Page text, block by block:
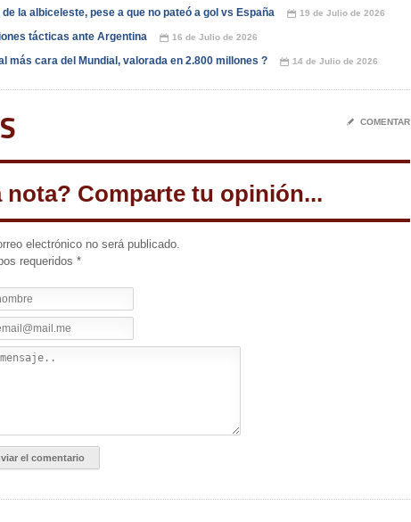
la albiceleste, pese a que no pateó a gol vs España 📅 19 de Julio de 2026
tácticas ante Argentina 📅 16 de Julio de 2026
más cara del Mundial, valorada en 2.800 millones ? 📅 14 de Julio de 2026
✎ COMENTAR
nota? Comparte tu opinión...
electrónico no será publicado.
requeridos *